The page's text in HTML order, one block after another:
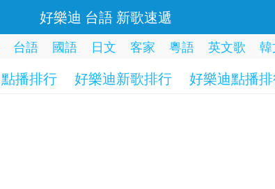
好樂迪 台語 新歌速遞
台語 國語 日文 客家 粵語 英文歌 韓
點播排行 好樂迪新歌排行 好樂迪點播